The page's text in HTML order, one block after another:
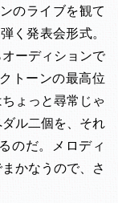
のライブを観て
く発表会形式。
ーディションで
トーンの最高位
ょっと尋常じゃ
ル二個を、それ
のだ。メロディ
かなうので、さ